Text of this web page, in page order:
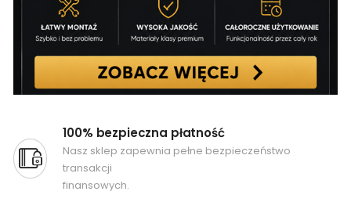
100% bezpieczna płatność
Nasz sklep zapewnia pełne bezpieczeństwo
transakcji
finansowych.